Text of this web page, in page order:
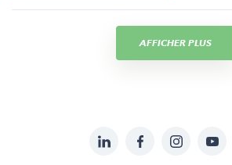
AFFICHER PLUS
LinkedInFacebookInstagram